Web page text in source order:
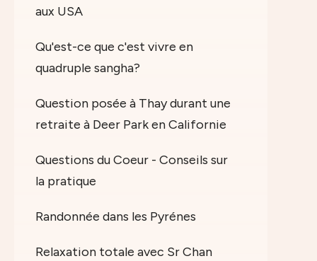
aux USA
Qu'est-ce que c'est vivre en
quadruple sangha?
Question posée à Thay durant une
retraite à Deer Park en Californie
Questions du Coeur - Conseils sur
la pratique
Randonnée dans les Pyrénes
Relaxation totale avec Sr Chan